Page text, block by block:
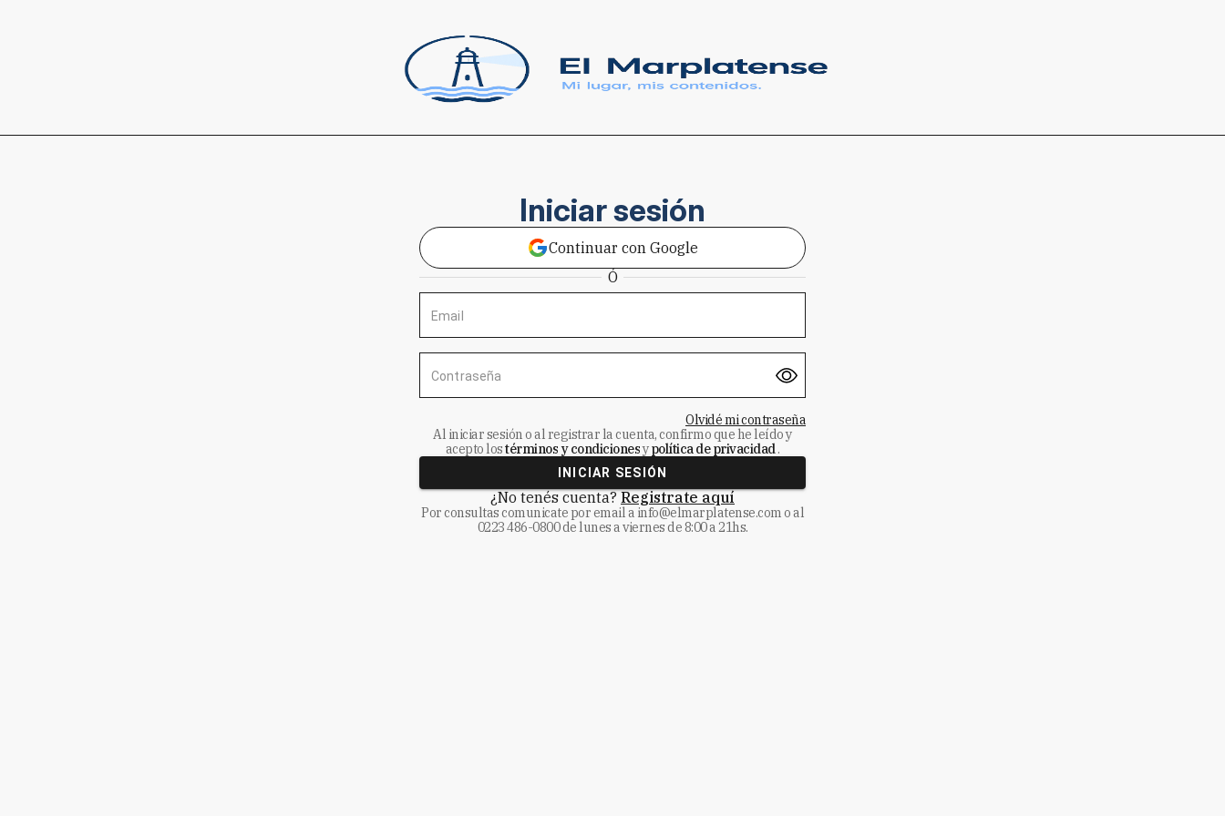
Iniciar sesión
Continuar con Google
Ó
Email
Contraseña
Olvidé mi contraseña
Al iniciar sesión o al registrar la cuenta, confirmo que he leído y
acepto lostérminos y condicionesypolítica de privacidad.
INICIAR SESIÓN
¿No tenés cuenta? Registrate aquí
Por consultas comunicate por email a info@elmarplatense.como al
0223 486-0800de lunes a viernes de 8:00 a 21hs.